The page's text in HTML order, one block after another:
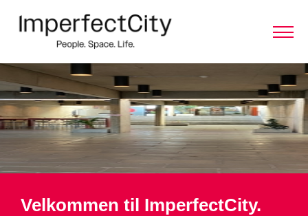
Velkommen til ImperfectCity.